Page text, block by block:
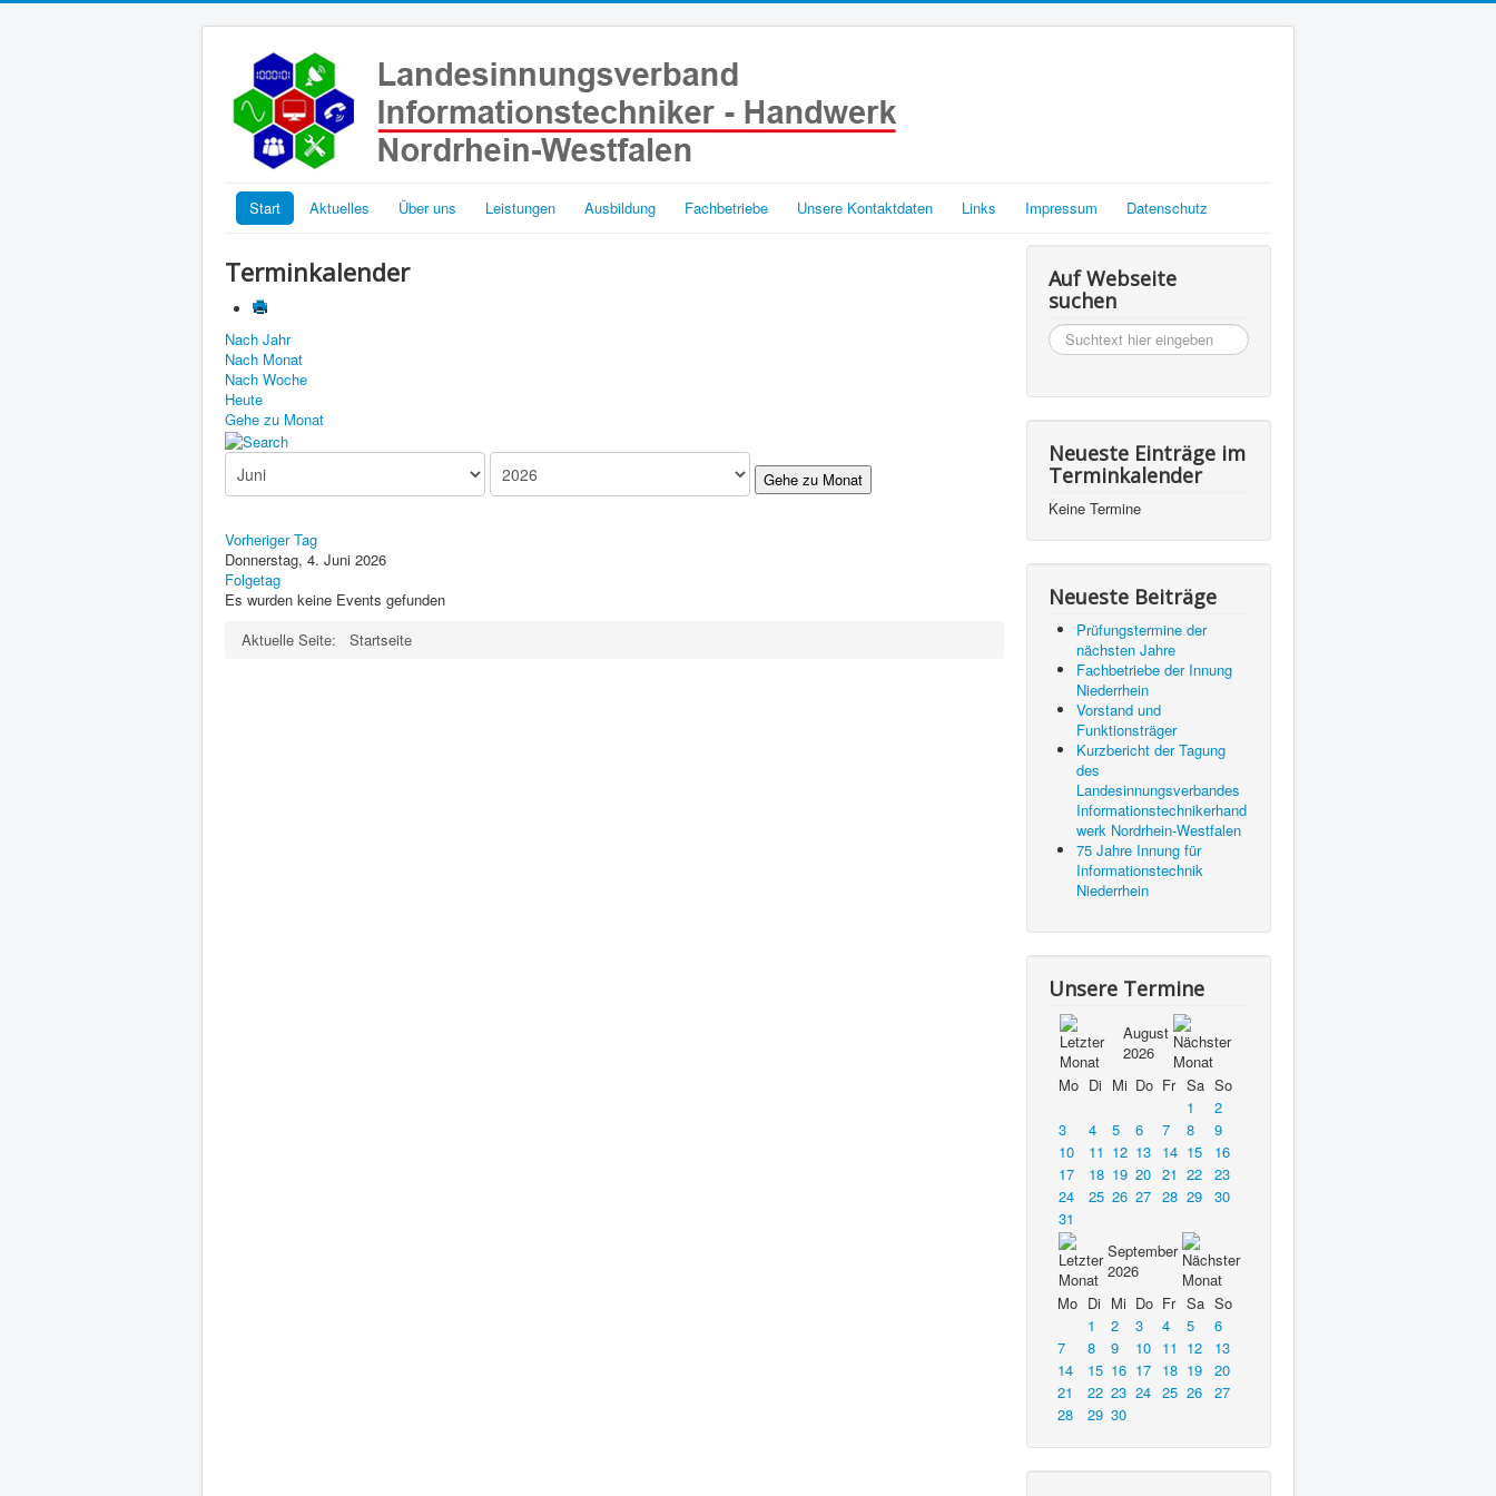
Start Aktuelles Über uns Leistungen Ausbildung Fachbetriebe Unsere Kontaktdaten Links Impressum Datenschutz
Terminkalender
Nach Jahr
Nach Monat
Nach Woche
Heute
Gehe zu Monat
Gehe zu Monat
Vorheriger Tag
Donnerstag, 4. Juni 2026
Folgetag
Es wurden keine Events gefunden
Aktuelle Seite:
Startseite
Auf Webseite
suchen
suchen
Neueste Einträge im
Terminkalender
Keine Termine
Neueste Beiträge
Prüfungstermine der
nächsten Jahre
Fachbetriebe der Innung
Niederrhein
Vorstand und
Funktionsträger
Kurzbericht der Tagung
des
Landesinnungsverbandes
Informationstechnikerhand
werk Nordrhein-Westfalen
75 Jahre Innung für
Informationstechnik
Niederrhein
Unsere Termine
August
2026
Mo Di Mi Do Fr Sa So
1
2
3
4 5 6 7 8
9
10
11 12 13 14 15
16
17
18 19 20 21 22
23
24
25 26 27 28 29
30
31
September
2026
Mo Di Mi Do Fr Sa So
1
2 3 4 5
6
7
8 9 10 11 12
13
14
15 16 17 18 19
20
21
22 23 24 25 26
27
28
29 30